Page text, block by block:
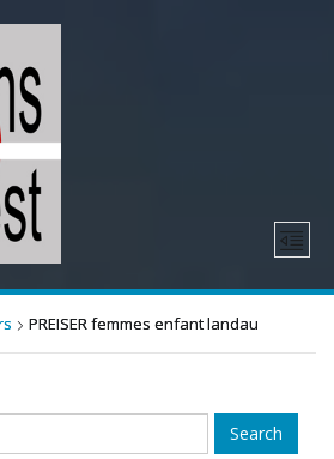
PREISER femmes enfant landau
Search